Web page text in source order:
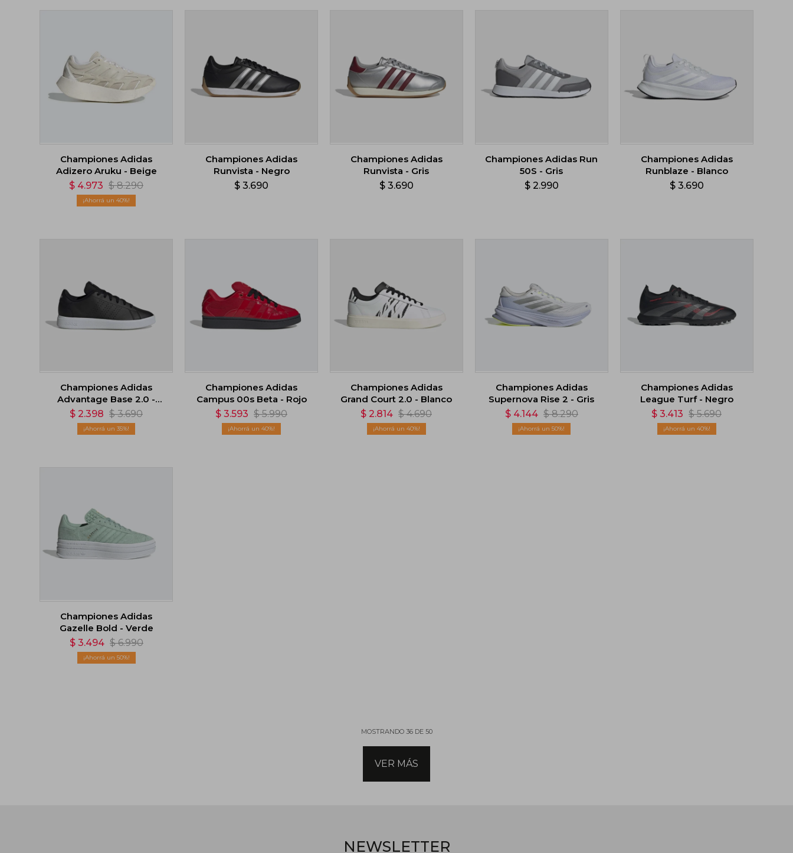
Championes Adidas
Adizero Aruku - Beige
$ 4.973 $ 8.290
40
Championes Adidas
Runvista - Negro
$ 3.690
Championes Adidas
Runvista - Gris
$ 3.690
Championes Adidas Run
50S - Gris
$ 2.990
Championes Adidas
Runblaze - Blanco
$ 3.690
Championes Adidas
Advantage Base 2.0 -
Negro
$ 2.398 $ 3.690
35
Championes Adidas
Campus 00s Beta - Rojo
$ 3.593 $ 5.990
40
Championes Adidas
Grand Court 2.0 - Blanco
$ 2.814 $ 4.690
40
Championes Adidas
Supernova Rise 2 - Gris
$ 4.144 $ 8.290
50
Championes Adidas
League Turf - Negro
$ 3.413 $ 5.690
40
Championes Adidas
Gazelle Bold - Verde
$ 3.494 $ 6.990
50
MOSTRANDO 36DE 50
VER MÁS
NEWSLETTER